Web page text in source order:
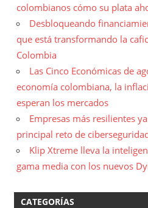
colombianos cómo su plata
Desbloqueando
que está transformando la
Colombia
Las Cinco Económicas de
economía colombiana, la
esperan los mercados
Empresas más resilientes
principal reto de
Klip Xtreme lleva la
gama media con los nuevos
CATEGORÍAS